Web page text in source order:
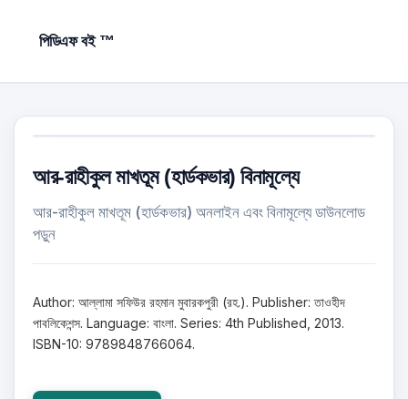
পিডিএফ বই ™
আর-রাহীকুল মাখতূম (হার্ডকভার) বিনামূল্যে
আর-রাহীকুল মাখতূম (হার্ডকভার) অনলাইন এবং বিনামূল্যে ডাউনলোড
পড়ুন
Author: আল্লামা সফিউর রহমান মুবারকপুরী (রহ.). Publisher: তাওহীদ
পাবলিকেশন্স. Language: বাংলা. Series: 4th Published, 2013.
ISBN-10: 9789848766064.